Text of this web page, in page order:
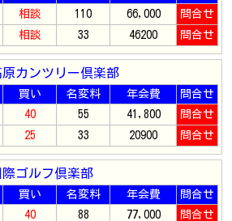
相談 110 66,000
問合せ
相談 33 46200 問合せ
カンツリー倶楽部
買い 名変料 年会費
問合せ
40 55 41,800
問合せ
25 33 20900 問合せ
ゴルフ倶楽部
買い 名変料 年会費
問合せ
40 88 77,000
問合せ